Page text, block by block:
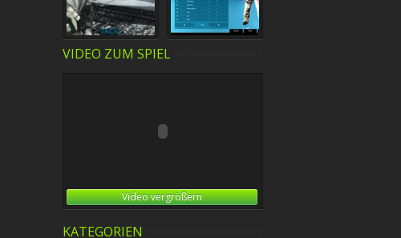
VIDEO ZUM SPIEL
Video vergrößern
KATEGORIEN